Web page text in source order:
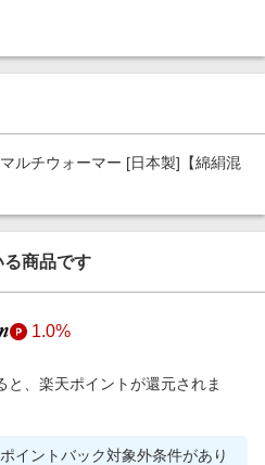
割払い
ルチウォーマー [日本製]【綿絹混
商品です
1.0%
と、楽天ポイントが還元されま
イントバック対象外条件があり